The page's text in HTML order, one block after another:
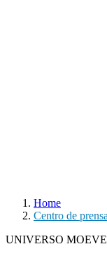
Home
Centro de prensa
UNIVERSO MOEVE